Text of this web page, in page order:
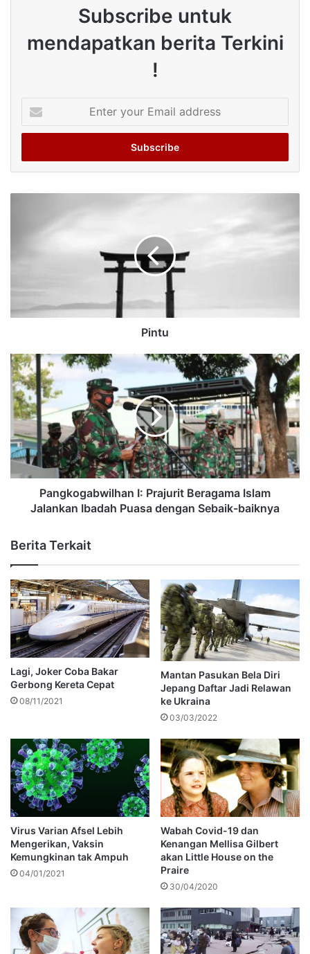
Subscribe untuk
mendapatkan berita Terkini
!
your
Email
Pintu
Pangkogabwilhan I: Prajurit Beragama Islam
Jalankan Ibadah Puasa dengan Sebaik-baiknya
Berita Terkait
Lagi, Joker Coba Bakar
Gerbong Kereta Cepat
08/11/2021
Mantan Pasukan Bela Diri
Jepang Daftar Jadi Relawan
ke Ukraina
03/03/2022
Virus Varian Afsel Lebih
Mengerikan, Vaksin
Kemungkinan tak Ampuh
04/01/2021
Wabah Covid-19 dan
Kenangan Mellisa Gilbert
akan Little House on the
Praire
30/04/2020